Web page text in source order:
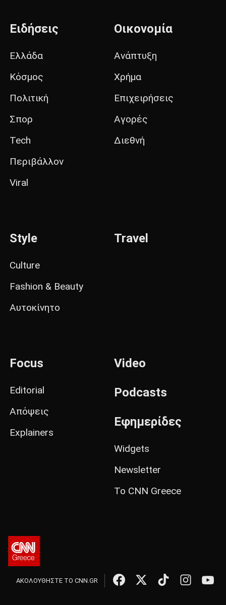
Ειδήσεις
Ελλάδα
Κόσμος
Πολιτική
Σπορ
Tech
Περιβάλλον
Viral
Οικονομία
Ανάπτυξη
Χρήμα
Επιχειρήσεις
Αγορές
Διεθνή
Style
Culture
Fashion & Beauty
Αυτοκίνητο
Travel
Focus
Editorial
Απόψεις
Explainers
Video
Podcasts
Εφημερίδες
Widgets
Newsletter
Το CNN Greece
ΑΚΟΛΟΥΘΗΣΤΕ ΤΟ CNN.GR